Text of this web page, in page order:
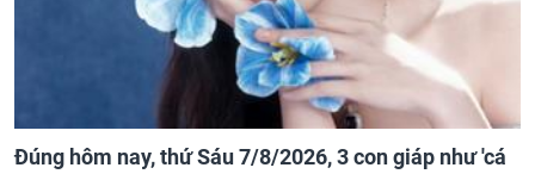
Đúng hôm nay, thứ Sáu 7/8/2026, 3 con giáp như 'cá